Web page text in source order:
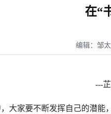
在“
编辑：邹
---
大家要不断发挥自己的潜能